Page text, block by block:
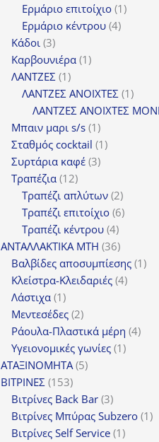
προϊόντα
Ερμάριο επιτοίχιο 11
Ερμάριο κέντρου 44
Κάδοι 33
προϊόντα
Καρβουνιέρα 11
ΛΑΝΤΖΕΣ 11
προϊόν
ΛΑΝΤΖΕΣ ΑΝΟΙΧΤΕΣ 11
ΛΑΝΤΖΕΣ ΑΝΟΙΧΤΕΣ
Μπαιν μαρι s/s 11
προϊόν
Σταθμός cocktail 11
Συρτάρια καφέ 33
Τραπέζια 1212
προϊόντα
Τραπέζι απλύτων 22
προϊόντα
Τραπέζι επιτοίχιο 66
Τραπέζι κέντρου 44
προϊόντα
ΑΝΤΑΛΛΑΚΤΙΚΑ MTH 3636
προϊόντα
Βαλβίδες αποσυμπίεσης 11
Κλείστρα-Κλειδαριές 44
Λάστιχα 11
προϊόν
Μεντεσέδες 22
προϊόντα
Ράουλα-Πλαστικά μέρη 44
Υγειονομικές γωνίες 11
ΑΤΑΞΙΝΟΜΗΤΑ 55
ΒΙΤΡΙΝΕΣ 153153
προϊόντα
Βιτρίνες Back Bar 33
προϊόντα
Βιτρίνες Mπύρας Subzero 11
Βιτρίνες Self Service 11